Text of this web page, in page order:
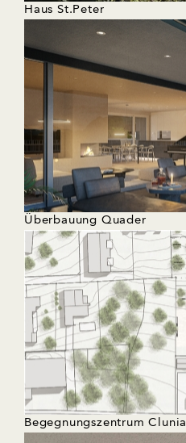
Haus St.Peter
Überbauung Quader
Begegnungszentrum Clunia